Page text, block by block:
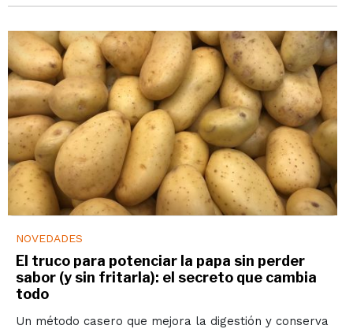
NOVEDADES
El truco para potenciar la papa sin perder
sabor (y sin fritarla): el secreto que cambia
todo
Un método casero que mejora la digestión y conserva